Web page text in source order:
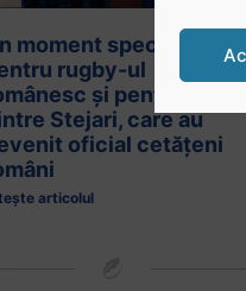
moment special
rugby-ul
și pentru trei
Stejari, care au
oficial cetățeni
articolul